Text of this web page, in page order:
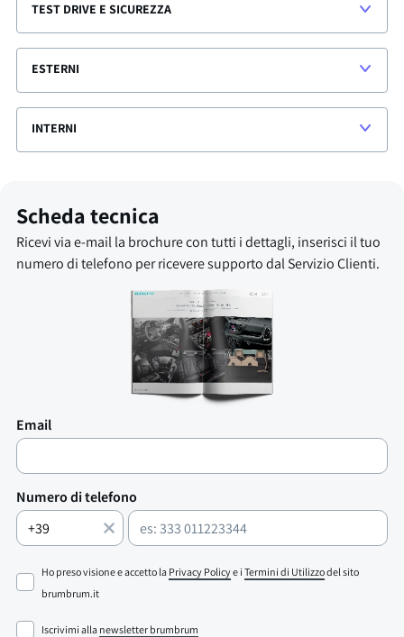
TEST DRIVE E SICUREZZA
ESTERNI
INTERNI
Scheda tecnica
Ricevi via e-mail la brochure con tutti i dettagli, inserisci il tuo
numero di telefono per ricevere supporto dal Servizio Clienti.
Email
Numero di telefono
Ho preso visione e accetto la Privacy Policye i Termini di Utilizzodel sito
brumbrum.it
Iscrivimi alla newsletter brumbrum